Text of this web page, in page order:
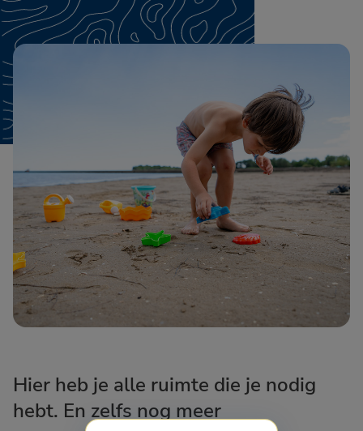
Hier heb je alle ruimte die je nodig
hebt. En zelfs nog meer